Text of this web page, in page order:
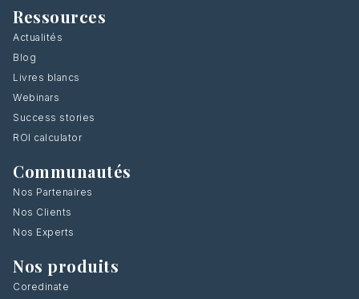
Ressources
Actualités
Blog
Livres blancs
Webinars
Success stories
ROI calculator
Communautés
Nos Partenaires
Nos Clients
Nos Experts
Nos produits
Coredinate